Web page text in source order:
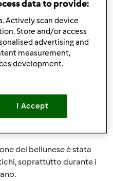
di punta di tutte le
però è davvero
prodotto ancora oggi in
in diverse tipologie, a
essere infatti d'acacia,
del bellunese è stata
soprattutto durante i
data to provide:
Actively scan device
Store and/or access
advertising and
measurement,
development.
I Accept